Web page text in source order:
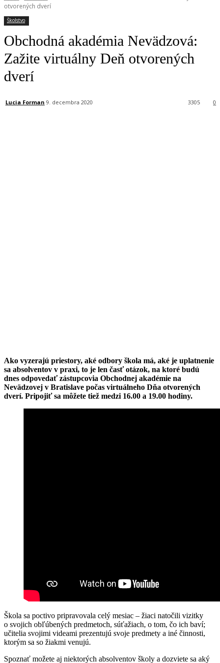
otvorených dverí
Školstvo
Obchodná akadémia Nevädzová:
Zažite virtuálny Deň otvorených
dverí
Lucia Forman 9. decembra 2020 0
3305
Ako vyzerajú priestory, aké odbory škola má, aké je uplatnenie
sa absolventov v praxi, to je len časť otázok, na ktoré budú
dnes odpovedať zástupcovia Obchodnej akadémie na
Nevädzovej v Bratislave počas virtuálneho Dňa otvorených
dverí. Pripojiť sa môžete tiež medzi 16.00 a 19.00 hodiny.
Škola sa poctivo pripravovala celý mesiac – žiaci natočili vizitky
o svojich obľúbených predmetoch, súťažiach, o tom, čo ich baví;
učitelia svojimi videami prezentujú svoje predmety a iné činnosti,
ktorým sa so žiakmi venujú.
Spoznať možete aj niektorých absolventov školy a dozviete sa aký